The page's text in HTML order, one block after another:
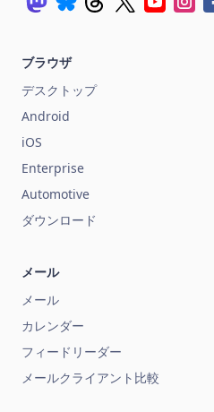
ブラウザ
デスクトップ
Android
iOS
Enterprise
Automotive
ダウンロード
メール
メール
カレンダー
フィードリーダー
メールクライアント比較